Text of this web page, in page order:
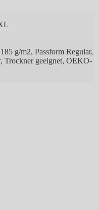
g/m2, Passform Regular,
Trockner geeignet, OEKO-